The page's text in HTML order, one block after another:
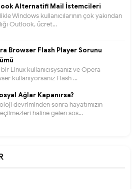
Alternatifi Mail İstemcileri
Windows kullanıcılarının çok yakından
Outlook, ücret...
Browser Flash Player Sorunu
Linux kullanıcısysanız ve Opera
kullanıyorsanız Flash ...
Ağlar Kapanırsa?
devriminden sonra hayatımızın
haline gelen sos...